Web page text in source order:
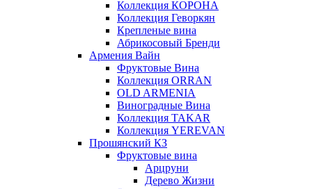
Коллекция КОРОНА
Коллекция Геворкян
Крепленые вина
Абрикосовый Бренди
Армения Вайн
Фруктовые Вина
Коллекция ORRAN
OLD ARMENIA
Виноградные Вина
Коллекция TAKAR
Коллекция YEREVAN
Прошянский КЗ
Фруктовые вина
Арцруни
Дерево Жизни